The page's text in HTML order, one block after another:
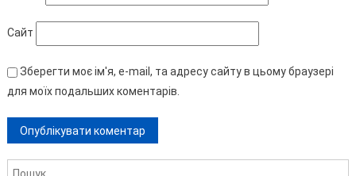
Сайт
Зберегти моє ім'я, e-mail, та адресу сайту в цьому браузері
для моїх подальших коментарів.
Пошук: